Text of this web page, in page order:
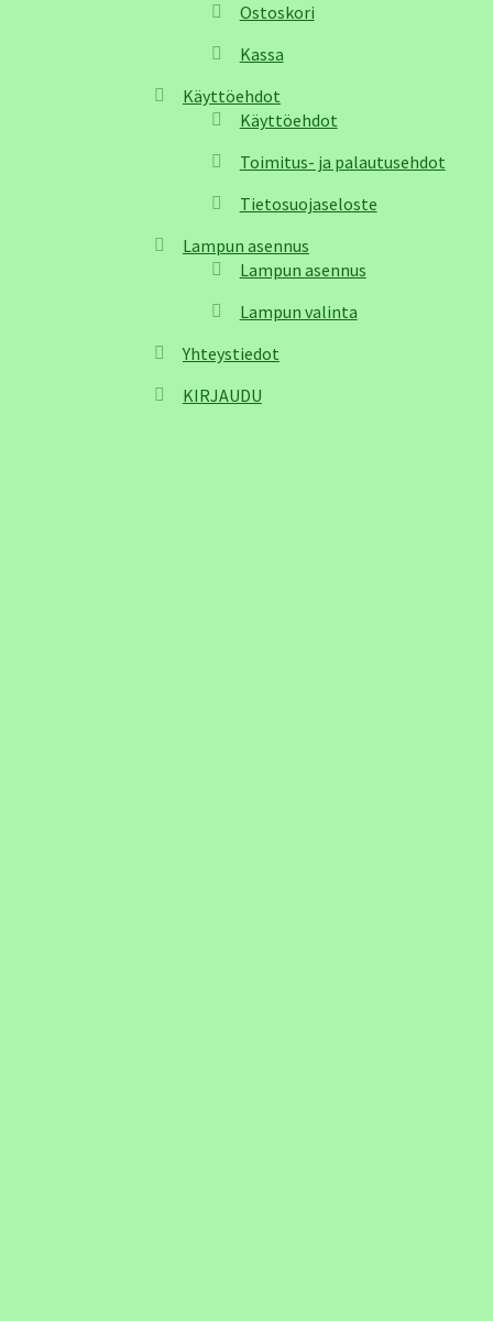
Ostoskori
Kassa
Käyttöehdot
Käyttöehdot
Toimitus- ja palautusehdot
Tietosuojaseloste
Lampun asennus
Lampun asennus
Lampun valinta
Yhteystiedot
KIRJAUDU